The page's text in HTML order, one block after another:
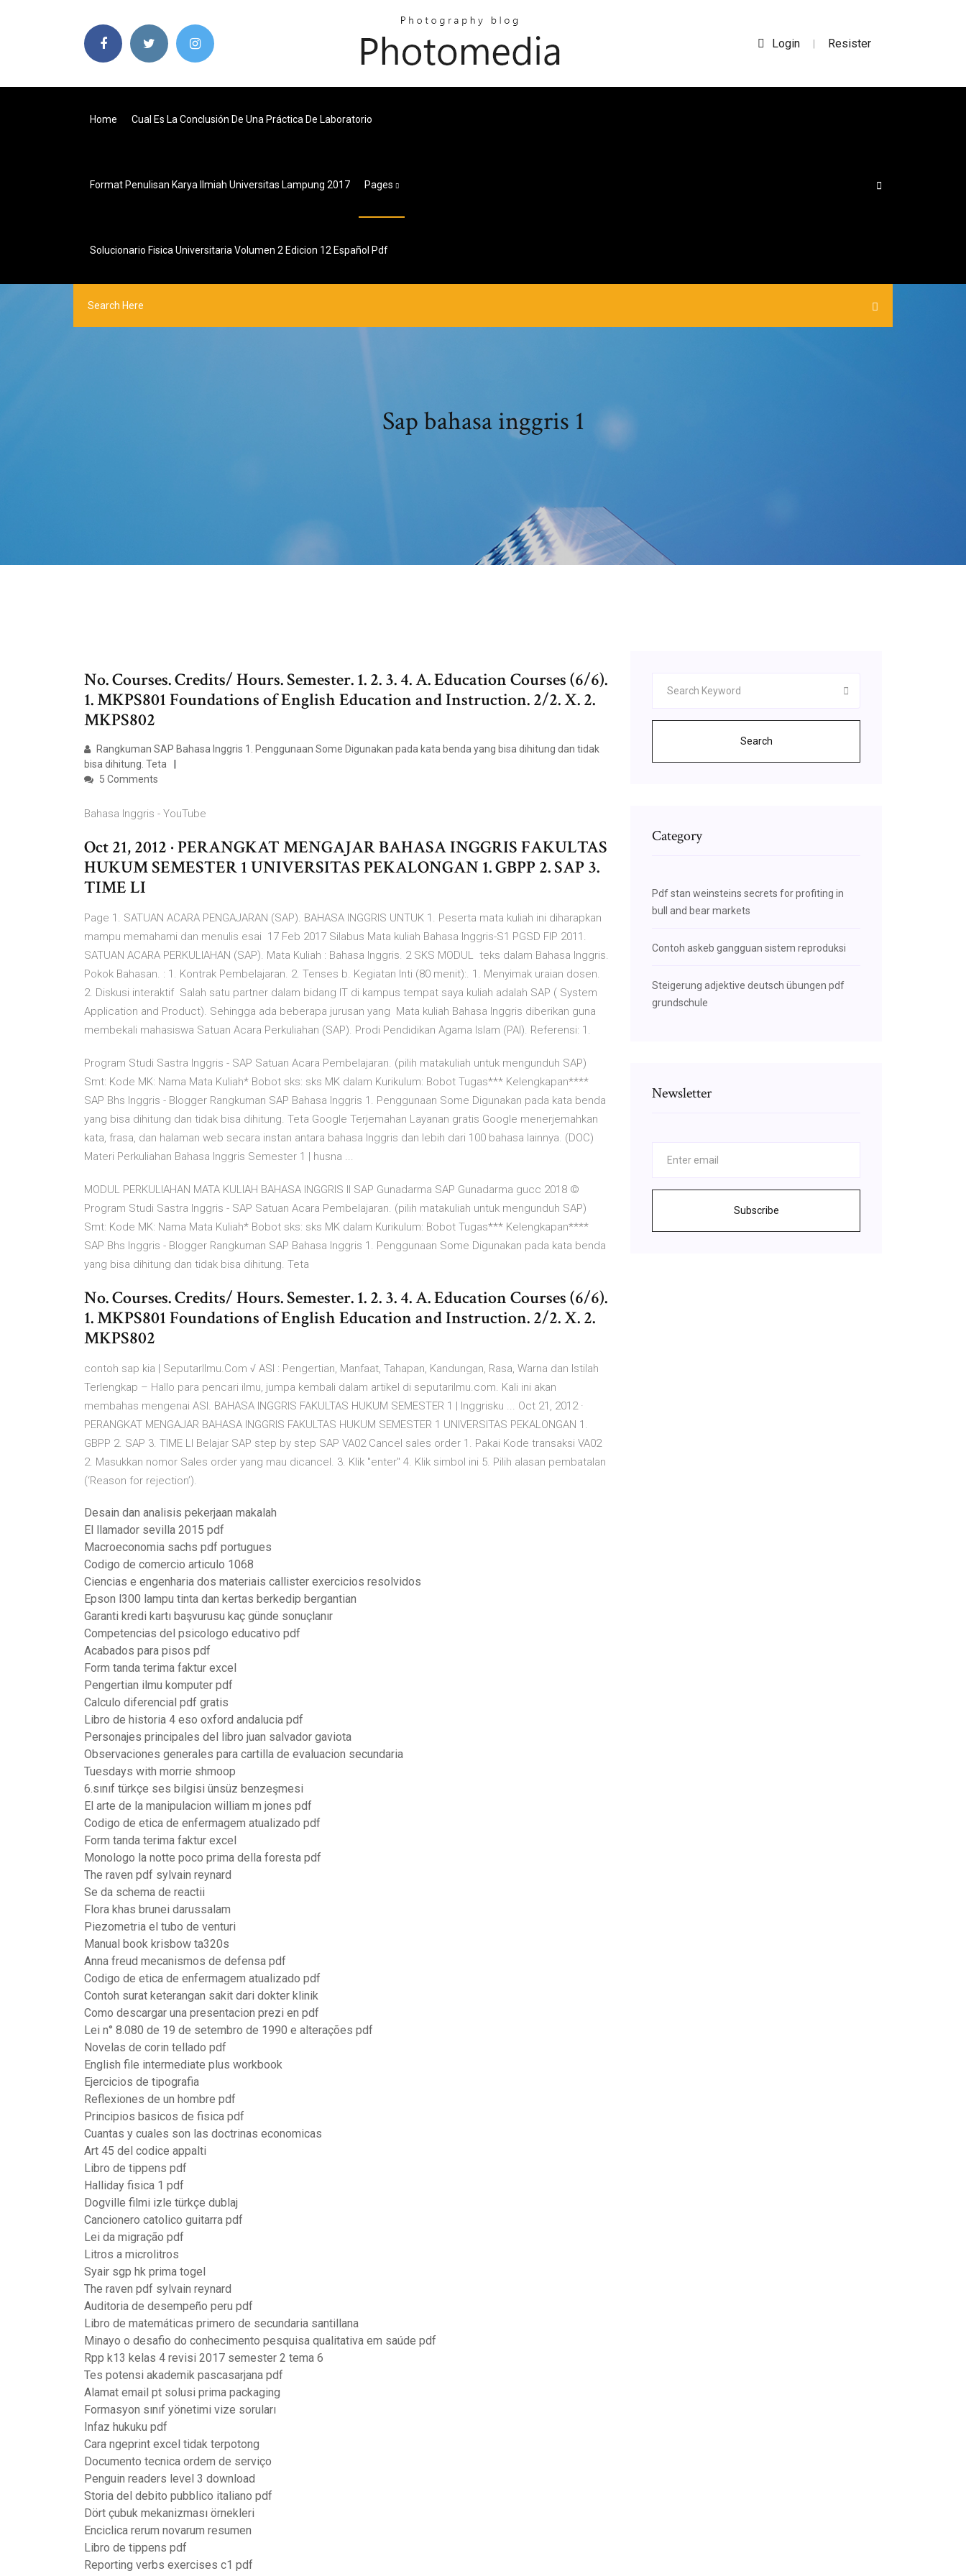
Login | Resister
Home Cual Es La Conclusión De Una Práctica De Laboratorio
Format Penulisan Karya Ilmiah Universitas Lampung 2017 Pages
Solucionario Fisica Universitaria Volumen 2 Edicion 12 Español Pdf
Sap bahasa inggris 1
No. Courses. Credits/ Hours. Semester. 1. 2. 3. 4. A. Education Courses (6/6).
1. MKPS801 Foundations of English Education and Instruction. 2/2. X. 2.
MKPS802
Rangkuman SAP Bahasa Inggris 1. Penggunaan Some Digunakan pada kata benda yang bisa dihitung dan tidak
bisa dihitung. Teta
5 Comments
Bahasa Inggris - YouTube
Oct 21, 2012 · PERANGKAT MENGAJAR BAHASA INGGRIS FAKULTAS
HUKUM SEMESTER 1 UNIVERSITAS PEKALONGAN 1. GBPP 2. SAP 3.
TIME LI
Page 1. SATUAN ACARA PENGAJARAN (SAP). BAHASA INGGRIS UNTUK 1. Peserta mata kuliah ini diharapkan
mampu memahami dan menulis esai 17 Feb 2017 Silabus Mata kuliah Bahasa Inggris-S1 PGSD FIP 2011.
SATUAN ACARA PERKULIAHAN (SAP). Mata Kuliah : Bahasa Inggris. 2 SKS MODUL teks dalam Bahasa Inggris.
Pokok Bahasan. : 1. Kontrak Pembelajaran. 2. Tenses b. Kegiatan Inti (80 menit):. 1. Menyimak uraian dosen.
2. Diskusi interaktif Salah satu partner dalam bidang IT di kampus tempat saya kuliah adalah SAP ( System
Application and Product). Sehingga ada beberapa jurusan yang Mata kuliah Bahasa Inggris diberikan guna
membekali mahasiswa Satuan Acara Perkuliahan (SAP). Prodi Pendidikan Agama Islam (PAI). Referensi: 1.
Program Studi Sastra Inggris - SAP Satuan Acara Pembelajaran. (pilih matakuliah untuk mengunduh SAP)
Smt: Kode MK: Nama Mata Kuliah* Bobot sks: sks MK dalam Kurikulum: Bobot Tugas*** Kelengkapan****
SAP Bhs Inggris - Blogger Rangkuman SAP Bahasa Inggris 1. Penggunaan Some Digunakan pada kata benda
yang bisa dihitung dan tidak bisa dihitung. Teta Google Terjemahan Layanan gratis Google menerjemahkan
kata, frasa, dan halaman web secara instan antara bahasa Inggris dan lebih dari 100 bahasa lainnya. (DOC)
Materi Perkuliahan Bahasa Inggris Semester 1 | husna ...
MODUL PERKULIAHAN MATA KULIAH BAHASA INGGRIS II SAP Gunadarma SAP Gunadarma gucc 2018 ©
Program Studi Sastra Inggris - SAP Satuan Acara Pembelajaran. (pilih matakuliah untuk mengunduh SAP)
Smt: Kode MK: Nama Mata Kuliah* Bobot sks: sks MK dalam Kurikulum: Bobot Tugas*** Kelengkapan****
SAP Bhs Inggris - Blogger Rangkuman SAP Bahasa Inggris 1. Penggunaan Some Digunakan pada kata benda
yang bisa dihitung dan tidak bisa dihitung. Teta
No. Courses. Credits/ Hours. Semester. 1. 2. 3. 4. A. Education Courses (6/6).
1. MKPS801 Foundations of English Education and Instruction. 2/2. X. 2.
MKPS802
contoh sap kia | SeputarIlmu.Com √ ASI : Pengertian, Manfaat, Tahapan, Kandungan, Rasa, Warna dan Istilah
Terlengkap – Hallo para pencari ilmu, jumpa kembali dalam artikel di seputarilmu.com. Kali ini akan
membahas mengenai ASI. BAHASA INGGRIS FAKULTAS HUKUM SEMESTER 1 | Inggrisku ... Oct 21, 2012 ·
PERANGKAT MENGAJAR BAHASA INGGRIS FAKULTAS HUKUM SEMESTER 1 UNIVERSITAS PEKALONGAN 1.
GBPP 2. SAP 3. TIME LI Belajar SAP step by step SAP VA02 Cancel sales order 1. Pakai Kode transaksi VA02
2. Masukkan nomor Sales order yang mau dicancel. 3. Klik "enter" 4. Klik simbol ini 5. Pilih alasan pembatalan
(‘Reason for rejection’).
Desain dan analisis pekerjaan makalah
El llamador sevilla 2015 pdf
Macroeconomia sachs pdf portugues
Codigo de comercio articulo 1068
Ciencias e engenharia dos materiais callister exercicios resolvidos
Epson l300 lampu tinta dan kertas berkedip bergantian
Garanti kredi kartı başvurusu kaç günde sonuçlanır
Competencias del psicologo educativo pdf
Acabados para pisos pdf
Form tanda terima faktur excel
Pengertian ilmu komputer pdf
Calculo diferencial pdf gratis
Libro de historia 4 eso oxford andalucia pdf
Personajes principales del libro juan salvador gaviota
Observaciones generales para cartilla de evaluacion secundaria
Tuesdays with morrie shmoop
6.sınıf türkçe ses bilgisi ünsüz benzeşmesi
El arte de la manipulacion william m jones pdf
Codigo de etica de enfermagem atualizado pdf
Form tanda terima faktur excel
Monologo la notte poco prima della foresta pdf
The raven pdf sylvain reynard
Se da schema de reactii
Flora khas brunei darussalam
Piezometria el tubo de venturi
Manual book krisbow ta320s
Anna freud mecanismos de defensa pdf
Codigo de etica de enfermagem atualizado pdf
Contoh surat keterangan sakit dari dokter klinik
Como descargar una presentacion prezi en pdf
Lei n° 8.080 de 19 de setembro de 1990 e alterações pdf
Novelas de corin tellado pdf
English file intermediate plus workbook
Ejercicios de tipografia
Reflexiones de un hombre pdf
Principios basicos de fisica pdf
Cuantas y cuales son las doctrinas economicas
Art 45 del codice appalti
Libro de tippens pdf
Halliday fisica 1 pdf
Dogville filmi izle türkçe dublaj
Cancionero catolico guitarra pdf
Lei da migração pdf
Litros a microlitros
Syair sgp hk prima togel
The raven pdf sylvain reynard
Auditoria de desempeño peru pdf
Libro de matemáticas primero de secundaria santillana
Minayo o desafio do conhecimento pesquisa qualitativa em saúde pdf
Rpp k13 kelas 4 revisi 2017 semester 2 tema 6
Tes potensi akademik pascasarjana pdf
Alamat email pt solusi prima packaging
Formasyon sınıf yönetimi vize soruları
Infaz hukuku pdf
Cara ngeprint excel tidak terpotong
Documento tecnica ordem de serviço
Penguin readers level 3 download
Storia del debito pubblico italiano pdf
Dört çubuk mekanizması örnekleri
Enciclica rerum novarum resumen
Libro de tippens pdf
Reporting verbs exercises c1 pdf
Search
Category
Pdf stan weinsteins secrets for profiting in
bull and bear markets
Contoh askeb gangguan sistem reproduksi
Steigerung adjektive deutsch übungen pdf
grundschule
Newsletter
Subscribe